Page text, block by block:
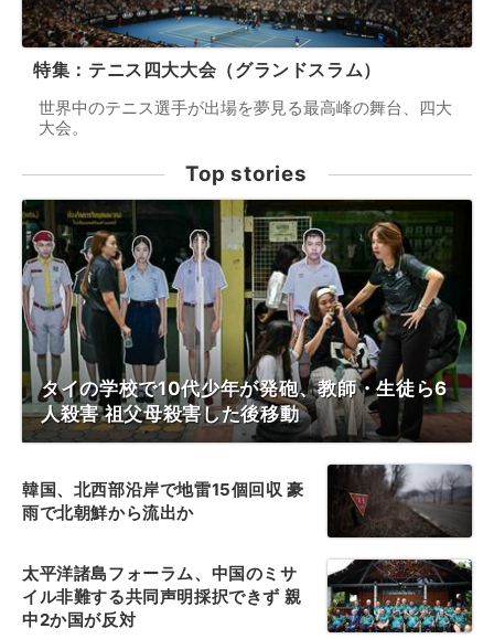
特集：テニス四大大会（グランドスラム）
世界中のテニス選手が出場を夢見る最高峰の舞台、四大
大会。
Top stories
タイの学校で10代少年が発砲、教師・生徒ら6
人殺害 祖父母殺害した後移動
韓国、北西部沿岸で地雷15個回収 豪
雨で北朝鮮から流出か
太平洋諸島フォーラム、中国のミサ
イル非難する共同声明採択できず 親
中2か国が反対